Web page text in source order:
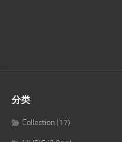
分类
Collection(17)